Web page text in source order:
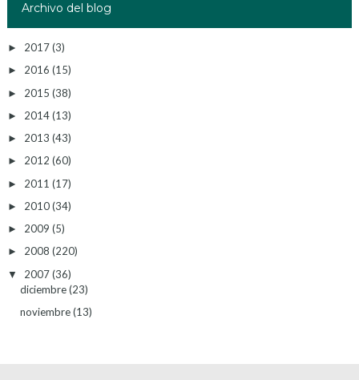
Archivo del blog
► 2017(3)
► 2016 (15)
► 2015 (38)
► 2014(13)
► 2013 (43)
► 2012 (60)
► 2011 (17)
► 2010(34)
► 2009 (5)
► 2008 (220)
▼ 2007(36)
diciembre(23)
noviembre(13)